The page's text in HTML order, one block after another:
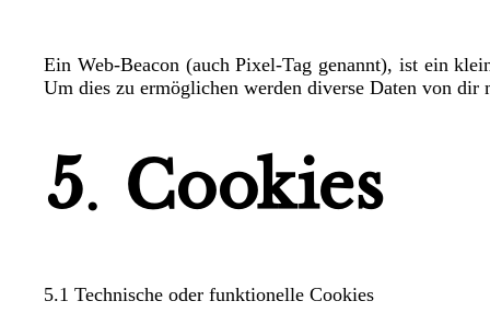
Ein Web-Beacon (auch Pixel-Tag genannt), ist ein
Um dies zu ermöglichen werden diverse Daten von dir
5. Cookies
5.1 Technische oder funktionelle Cookies